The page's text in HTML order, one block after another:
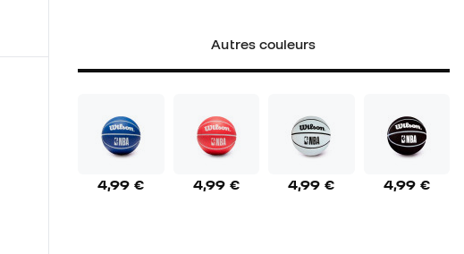
Autres couleurs
4,99 € 4,99 € 4,99 € 4,99 €